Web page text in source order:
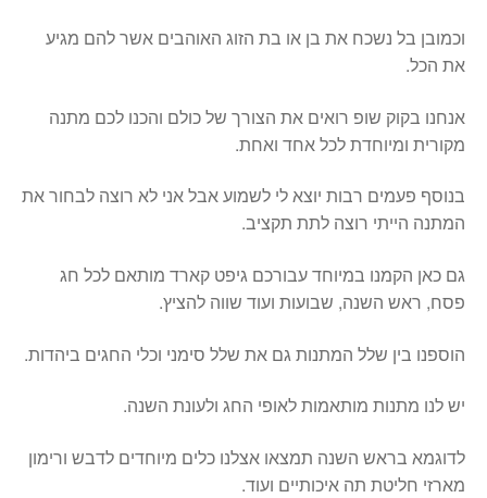
וכמובן בל נשכח את בן או בת הזוג האוהבים אשר להם מגיע
את הכל.
אנחנו בקוק שופ רואים את הצורך של כולם והכנו לכם מתנה
מקורית ומיוחדת לכל אחד ואחת.
בנוסף פעמים רבות יוצא לי לשמוע אבל אני לא רוצה לבחור את
המתנה הייתי רוצה לתת תקציב.
גם כאן הקמנו במיוחד עבורכם גיפט קארד מותאם לכל חג
פסח, ראש השנה, שבועות ועוד שווה להציץ.
הוספנו בין שלל המתנות גם את שלל סימני וכלי החגים ביהדות.
יש לנו מתנות מותאמות לאופי החג ולעונת השנה.
לדוגמא בראש השנה תמצאו אצלנו כלים מיוחדים לדבש ורימון
מארזי חליטת תה איכותיים ועוד.